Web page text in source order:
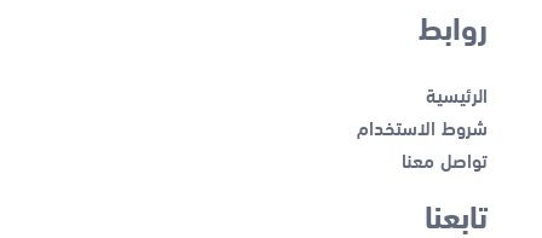
روابط
الرئيسية
شروط الاستخدام
تواصل معنا
تابعنا